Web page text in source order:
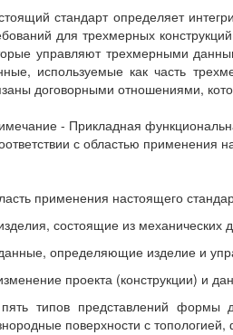
стандарт определяет
для трехмерных
управляют трехмерными
используемые как часть
договорными отношениями,
- Прикладная
с областью применения
применения настоящего
состоящие из механических
определяющие изделие и
проекта (конструкции) и
типов представлений формы
поверхности с